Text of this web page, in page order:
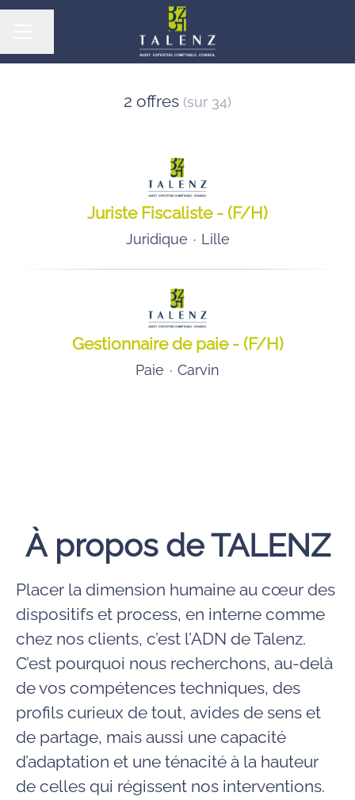
2 offres (sur 34)
Juriste Fiscaliste - (F/H)
Juridique · Lille
Gestionnaire de paie - (F/H)
Paie · Carvin
À propos de TALENZ
Placer la dimension humaine au cœur des
dispositifs et process, en interne comme
chez nos clients, c’est l’ADN de Talenz.
C’est pourquoi nous recherchons, au-delà
de vos compétences techniques, des
profils curieux de tout, avides de sens et
de partage, mais aussi une capacité
d’adaptation et une ténacité à la hauteur
de celles qui régissent nos interventions.